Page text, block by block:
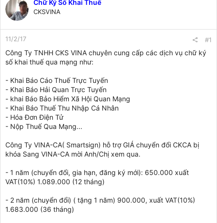
Chữ Ký Số Khai Thuế
CKSVINA
11/2/17 #1
Công Ty TNHH CKS VINA chuyên cung cấp các dịch vụ chữ ký
số khai thuế qua mạng như:
- Khai Báo Cáo Thuế Trực Tuyến
- Khai Báo Hải Quan Trực Tuyến
- khai Báo Bảo Hiểm Xã Hội Quan Mạng
- Khai Báo Thuế Thu Nhập Cá Nhân
- Hóa Đơn Điện Tử
- Nộp Thuế Qua Mạng...
Công Ty VINA-CA( Smartsign) hỗ trợ GIÁ chuyển đổi CKCA bị
khóa Sang VINA-CA mời Anh/Chị xem qua.
- 1 năm (chuyển đổi, gia hạn, đăng ký mới): 650.000 xuất
VAT(10%) 1.089.000 (12 tháng)
- 2 năm (chuyển đổi) ( tặng 1 năm) 900.000, xuất VAT(10%)
1.683.000 (36 tháng)